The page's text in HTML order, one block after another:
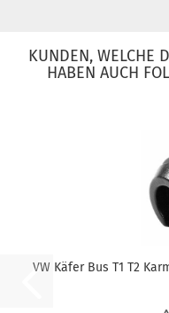
KUNDEN, WELCHE
HABEN AUCH
VW Käfer Bus T1 T2